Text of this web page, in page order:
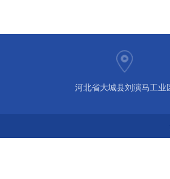
河北省大城县刘演马工业